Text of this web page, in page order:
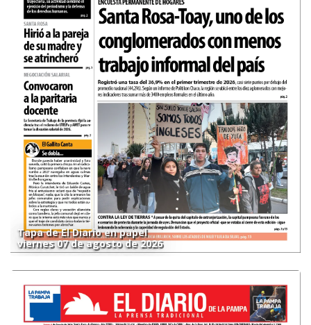
Tapa de El Diario en papel
viernes 07 de agosto de 2026